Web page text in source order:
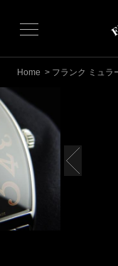
Home > フランク ミュラ